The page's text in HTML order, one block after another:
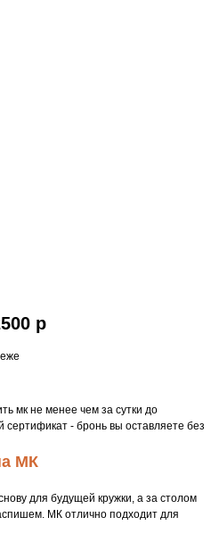
р
мк не менее чем за сутки до
- бронь вы оставляете без
МК
для будущей кружки, а за столом
МК отлично подходит для